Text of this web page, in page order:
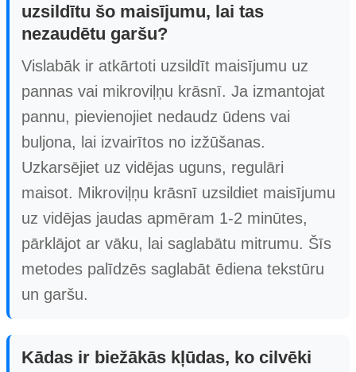
uzsildītu šo maisījumu, lai tas
nezaudētu garšu?
Vislabāk ir atkārtoti uzsildīt maisījumu uz
pannas vai mikroviļņu krāsnī. Ja izmantojat
pannu, pievienojiet nedaudz ūdens vai
buljona, lai izvairītos no izžūšanas.
Uzkarsējiet uz vidējas uguns, regulāri
maisot. Mikroviļņu krāsnī uzsildiet maisījumu
uz vidējas jaudas apmēram 1-2 minūtes,
pārklājot ar vāku, lai saglabātu mitrumu. Šīs
metodes palīdzēs saglabāt ēdiena tekstūru
un garšu.
Kādas ir biežākās kļūdas, ko cilvēki